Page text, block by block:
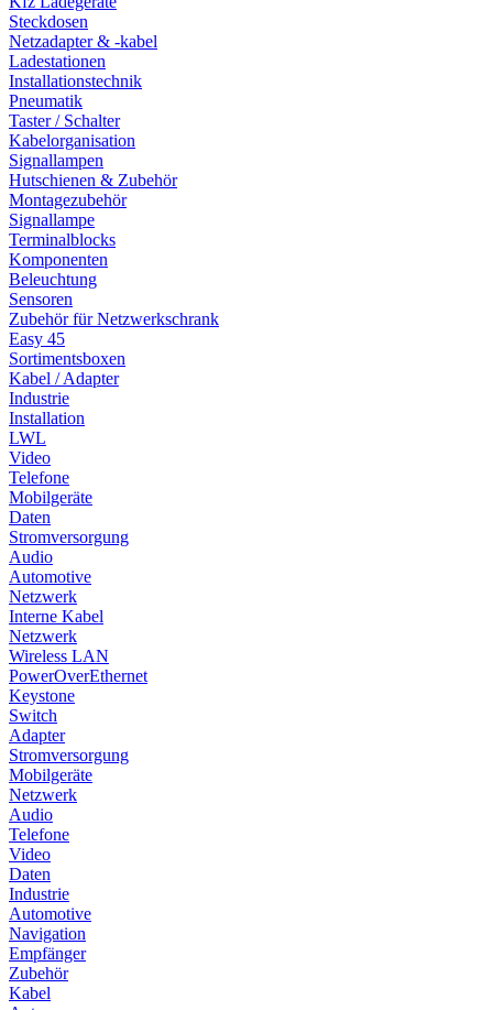
Steckdosen
Netzadapter & -kabel
Ladestationen
Installationstechnik
Pneumatik
Taster / Schalter
Kabelorganisation
Signallampen
Hutschienen & Zubehör
Montagezubehör
Signallampe
Terminalblocks
Komponenten
Beleuchtung
Sensoren
Zubehör für Netzwerkschrank
Easy 45
Sortimentsboxen
Kabel / Adapter
Industrie
Installation
LWL
Video
Telefone
Mobilgeräte
Daten
Stromversorgung
Audio
Automotive
Netzwerk
Interne Kabel
Netzwerk
Wireless LAN
PowerOverEthernet
Keystone
Switch
Adapter
Stromversorgung
Mobilgeräte
Netzwerk
Audio
Telefone
Video
Daten
Industrie
Automotive
Navigation
Empfänger
Zubehör
Kabel